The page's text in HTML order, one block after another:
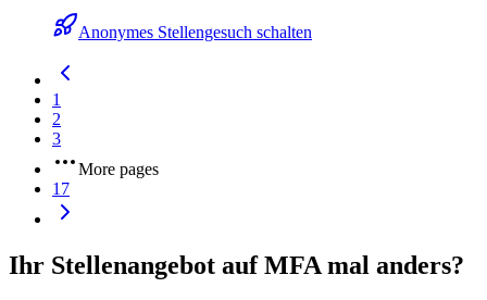
Anonymes Stellengesuch schalten
1
2
3
More pages
17
Ihr Stellenangebot auf MFA mal anders?